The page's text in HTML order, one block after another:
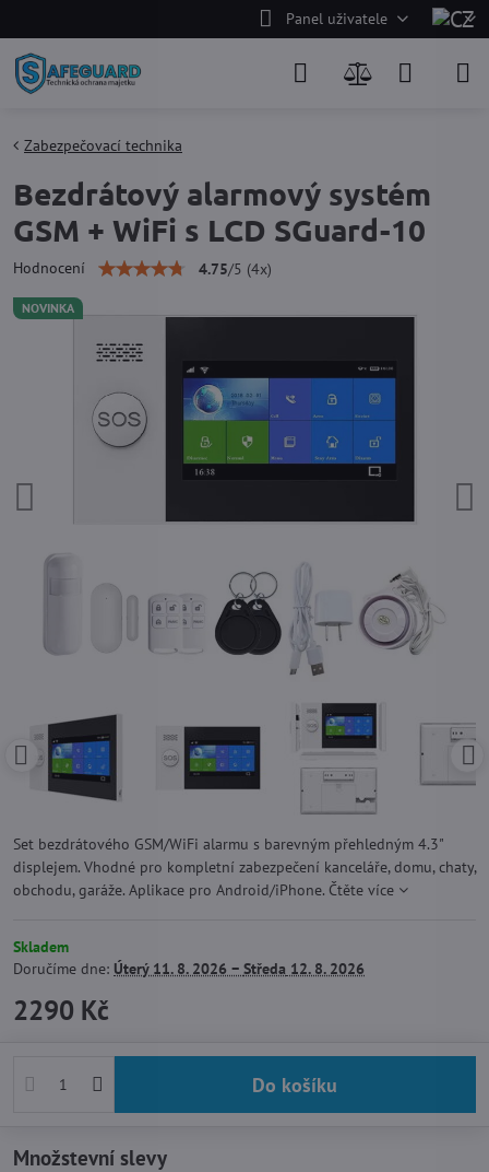
Panel uživatele
NOVINKA
Zabezpečovací technika
Bezdrátový alarmový systém
GSM + WiFi s LCD SGuard-10
Hodnocení 4.75/5 (4x)
Set bezdrátového GSM/WiFi alarmu s barevným přehledným 4.3"
displejem. Vhodné pro kompletní zabezpečení kanceláře, domu, chaty,
obchodu, garáže. Aplikace pro Android/iPhone. Čtěte více
Skladem
Doručíme dne: Úterý11. 8. 2026 − Středa 12. 8. 2026
2290 Kč
Do košíku
Množstevní slevy